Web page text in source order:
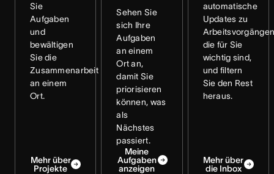
Sie
Aufgaben
und
bewältigen
Sie die
Zusammenarbeit
an einem
Ort.
Mehr über
Projekte
Sehen Sie
sich Ihre
Aufgaben
an einem
Ort an,
damit Sie
priorisieren
können, was
als
Nächstes
passiert.
Meine
Aufgaben
anzeigen
automatische
Updates zu
die für Sie
wichtig sind,
und filtern
Sie den Rest
heraus.
Mehr über
die Inbox